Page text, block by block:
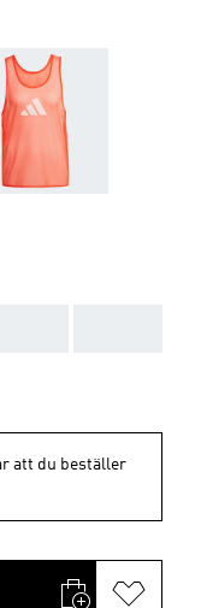
att du beställer